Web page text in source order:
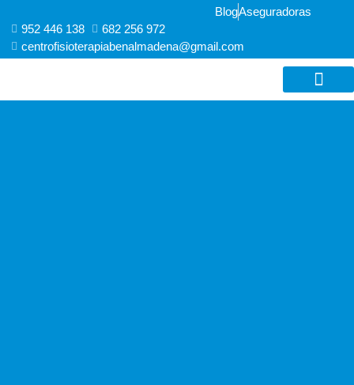
contenido
BlogAseguradoras
952 446 138
682 256 972 ​
centrofisioterapiabenalmadena@gmail.com